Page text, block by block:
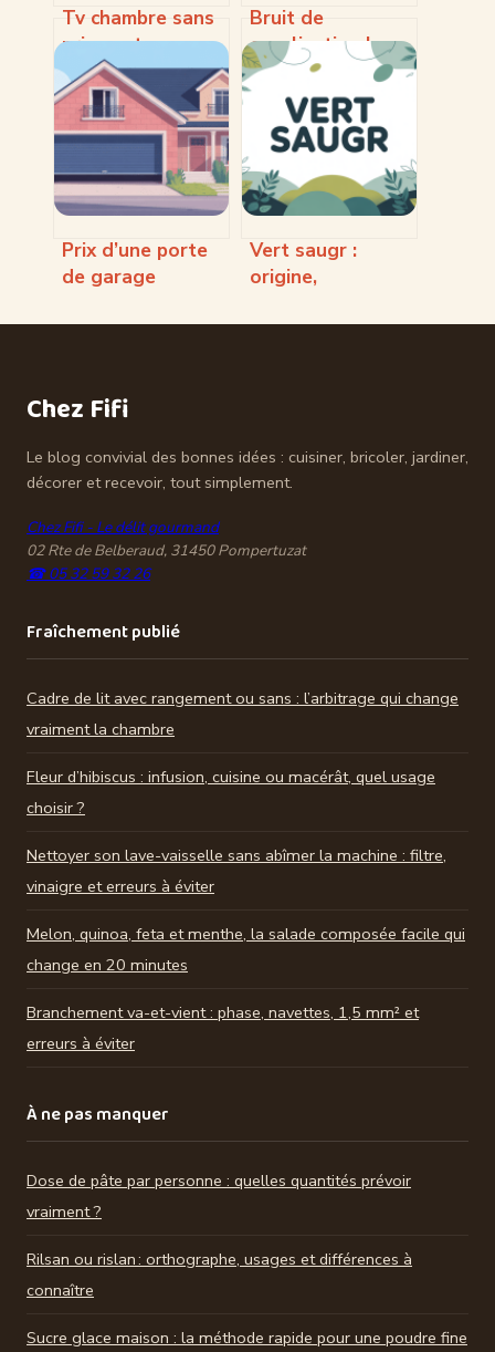
Tv chambre sans
prise antenne :
toutes les
solutions
vraiment efficaces
Bruit de
canalisation la
nuit : causes,
solutions et
droits des
occupants
Prix d’une porte
de garage
comprendre,
Vert saugr :
origine,
usages de cette
Chez Fifi
Le blog convivial des bonnes idées : cuisiner, bricoler, jardiner,
décorer et recevoir, tout simplement.
Chez Fifi - Le délit gourmand
02 Rte de Belberaud, 31450 Pompertuzat
☎ 05 32 59 32 26
Fraîchement publié
Cadre de lit avec rangement ou sans : l’arbitrage qui change
vraiment la chambre
Fleur d’hibiscus : infusion, cuisine ou macérât, quel usage
choisir ?
Nettoyer son lave-vaisselle sans abîmer la machine : filtre,
vinaigre et erreurs à éviter
Melon, quinoa, feta et menthe, la salade composée facile qui
change en 20 minutes
Branchement va-et-vient : phase, navettes, 1,5 mm² et
erreurs à éviter
À ne pas manquer
Dose de pâte par personne : quelles quantités prévoir
vraiment ?
Rilsan ou rislan : orthographe, usages et différences à
connaître
Sucre glace maison : la méthode rapide pour une poudre fine